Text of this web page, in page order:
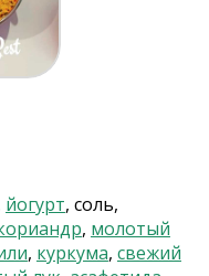
йогурт, соль,
, молотый
, куркума, свежий